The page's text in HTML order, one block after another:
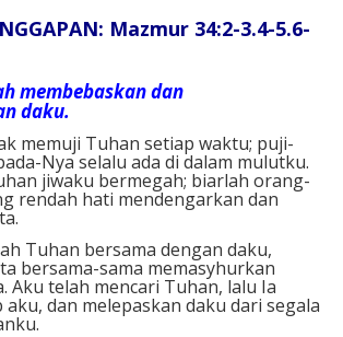
Mazmur 34:2-3.4-5.6-
membebaskan dan
daku.
memuji Tuhan setiap waktu; puji-
Nya selalu ada di dalam mulutku.
jiwaku bermegah; biarlah orang-
rendah hati mendengarkan dan
Tuhan bersama dengan daku,
bersama-sama memasyhurkan
Aku telah mencari Tuhan, lalu Ia
aku, dan melepaskan daku dari segala